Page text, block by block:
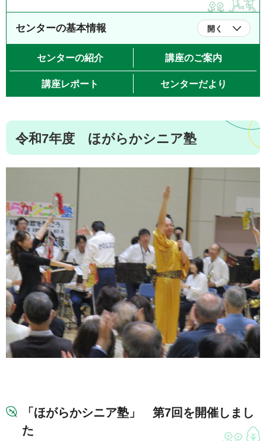
センターの基本情報 開く
センターの紹介 講座のご案内
講座レポート センターだより
令和7年度 ほがらかシニア塾
「ほがらかシニア塾」 第7回を開催しまし
た